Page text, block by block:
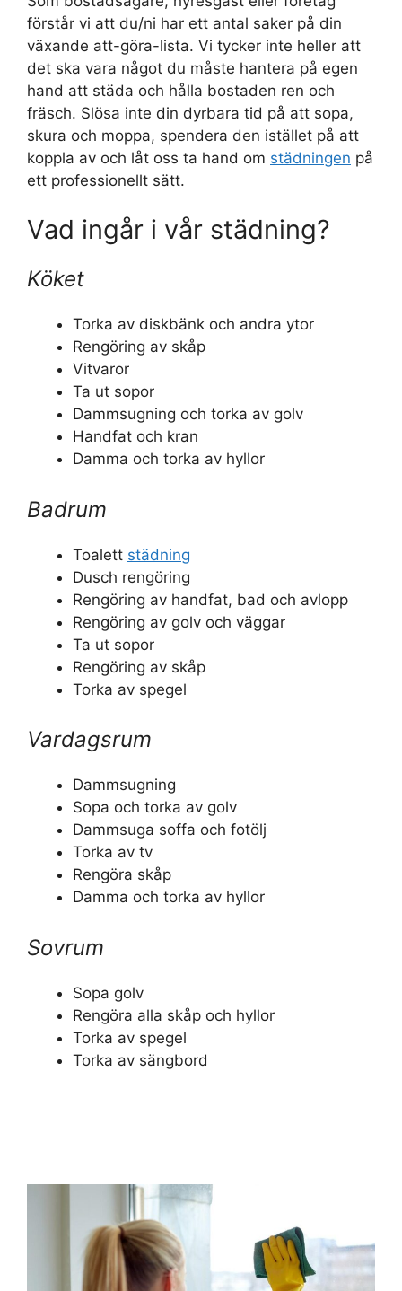
förstår vi att du/ni har ett antal saker på din
växande att-göra-lista. Vi tycker inte heller att
det ska vara något du måste hantera på egen
hand att städa och hålla bostaden ren och
fräsch. Slösa inte din dyrbara tid på att sopa,
skura och moppa, spendera den istället på att
koppla av och låt oss ta hand om städningen på
ett professionellt sätt.
Vad ingår i vår städning?
Köket
Torka av diskbänk och andra ytor
Rengöring av skåp
Vitvaror
Ta ut sopor
Dammsugning och torka av golv
Handfat och kran
Damma och torka av hyllor
Badrum
Toalett städning
Dusch rengöring
Rengöring av handfat, bad och avlopp
Rengöring av golv och väggar
Ta ut sopor
Rengöring av skåp
Torka av spegel
Vardagsrum
Dammsugning
Sopa och torka av golv
Dammsuga soffa och fotölj
Torka av tv
Rengöra skåp
Damma och torka av hyllor
Sovrum
Sopa golv
Rengöra alla skåp och hyllor
Torka av spegel
Torka av sängbord